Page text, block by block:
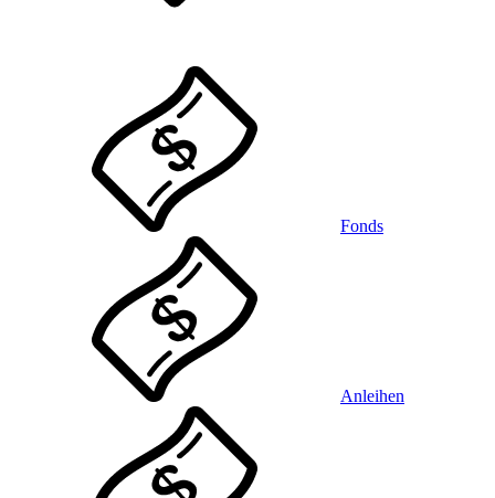
Fonds
Anleihen